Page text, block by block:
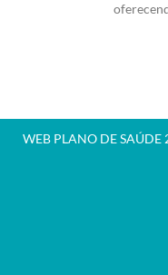
WEB PLANO DE SAÚDE